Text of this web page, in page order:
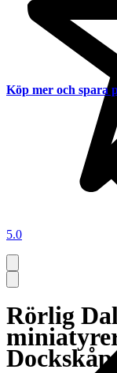
5.0
Rörlig
Köp mer och spara